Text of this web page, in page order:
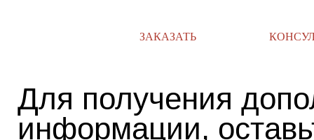
ЗАКАЗАТЬ
Для получения
информации,